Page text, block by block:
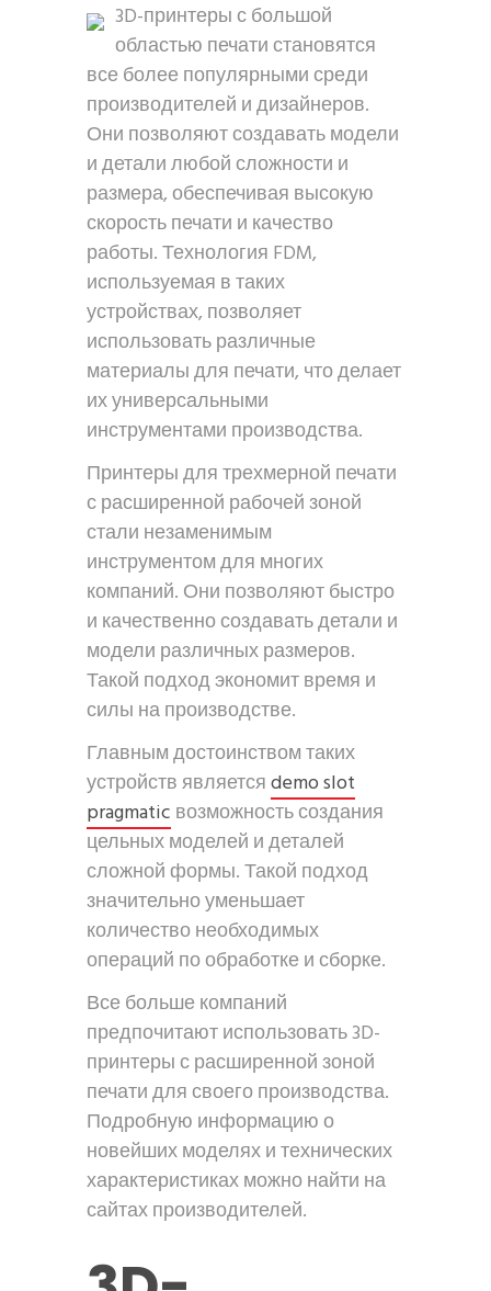
3D-принтеры с большой
областью печати становятся
все более популярными среди
производителей и дизайнеров.
Они позволяют создавать модели
и детали любой сложности и
размера, обеспечивая высокую
скорость печати и качество
работы. Технология FDM,
используемая в таких
устройствах, позволяет
использовать различные
материалы для печати, что делает
их универсальными
инструментами производства.
Принтеры для трехмерной печати
с расширенной рабочей зоной
стали незаменимым
инструментом для многих
компаний. Они позволяют быстро
и качественно создавать детали и
модели различных размеров.
Такой подход экономит время и
силы на производстве.
Главным достоинством таких
устройств являетсяdemo slot
pragmatic возможность создания
цельных моделей и деталей
сложной формы. Такой подход
значительно уменьшает
количество необходимых
операций по обработке и сборке.
Все больше компаний
предпочитают использовать 3D-
принтеры с расширенной зоной
печати для своего производства.
Подробную информацию о
новейших моделях и технических
характеристиках можно найти на
сайтах производителей.